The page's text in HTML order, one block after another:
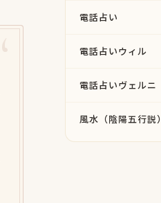
電話占い
電話占いウィル
電話占いヴェルニ
風水（陰陽五行説）